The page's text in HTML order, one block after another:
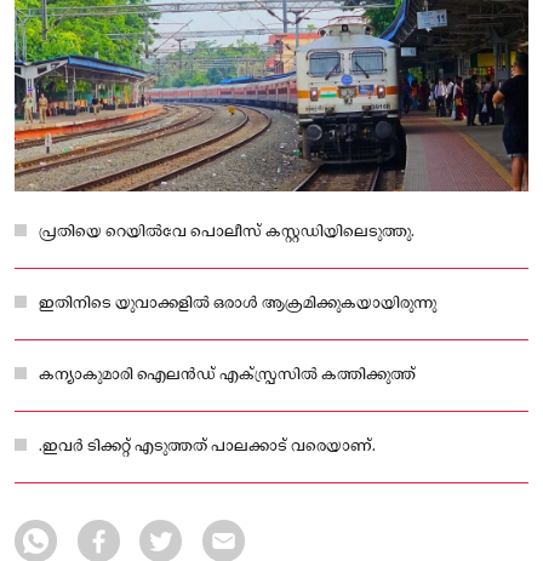
പ്രതിയെ റെയില്‍വേ പൊലീസ് കസ്റ്റഡിയിലെടുത്തു.
ഇതിനിടെ യുവാക്കളില്‍ ഒരാള്‍ ആക്രമിക്കുകയായിരുന്നു
കന്യാകുമാരി ഐലന്‍ഡ് എക്‌സ്പ്രസില്‍ കത്തിക്കുത്ത്
.ഇവര്‍ ടിക്കറ്റ് എടുത്തത് പാലക്കാട് വരെയാണ്.